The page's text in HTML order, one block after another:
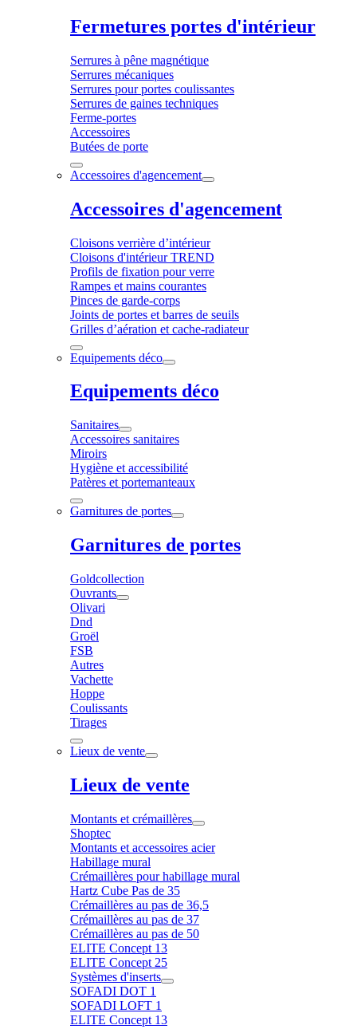
Fermetures portes d'intérieur
Serrures à pêne magnétique
Serrures mécaniques
Serrures pour portes coulissantes
Serrures de gaines techniques
Ferme-portes
Accessoires
Butées de porte
Accessoires d'agencement
Accessoires d'agencement
Cloisons verrière d’intérieur
Cloisons d'intérieur TREND
Profils de fixation pour verre
Rampes et mains courantes
Pinces de garde-corps
Joints de portes et barres de seuils
Grilles d’aération et cache-radiateur
Equipements déco
Equipements déco
Sanitaires
Accessoires sanitaires
Miroirs
Hygiène et accessibilité
Patères et portemanteaux
Garnitures de portes
Garnitures de portes
Goldcollection
Ouvrants
Olivari
Dnd
Groël
FSB
Autres
Vachette
Hoppe
Coulissants
Tirages
Lieux de vente
Lieux de vente
Montants et crémaillères
Shoptec
Montants et accessoires acier
Habillage mural
Crémaillères pour habillage mural
Hartz Cube Pas de 35
Crémaillères au pas de 36,5
Crémaillères au pas de 37
Crémaillères au pas de 50
ELITE Concept 13
ELITE Concept 25
Systèmes d'inserts
SOFADI DOT 1
SOFADI LOFT 1
ELITE Concept 13